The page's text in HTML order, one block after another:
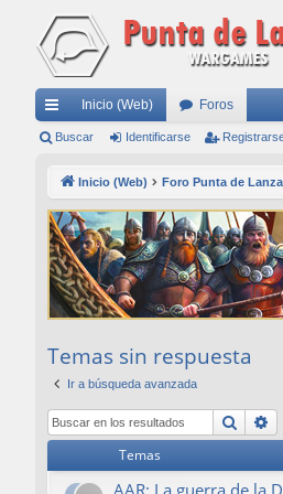
nl
rá
pi
do
Inicio (Web) Foros
Buscar Identificarse
Inicio (Web) Foro Punta de
Temas sin respuesta
Ir a búsqueda avanzada
Buscar
Temas